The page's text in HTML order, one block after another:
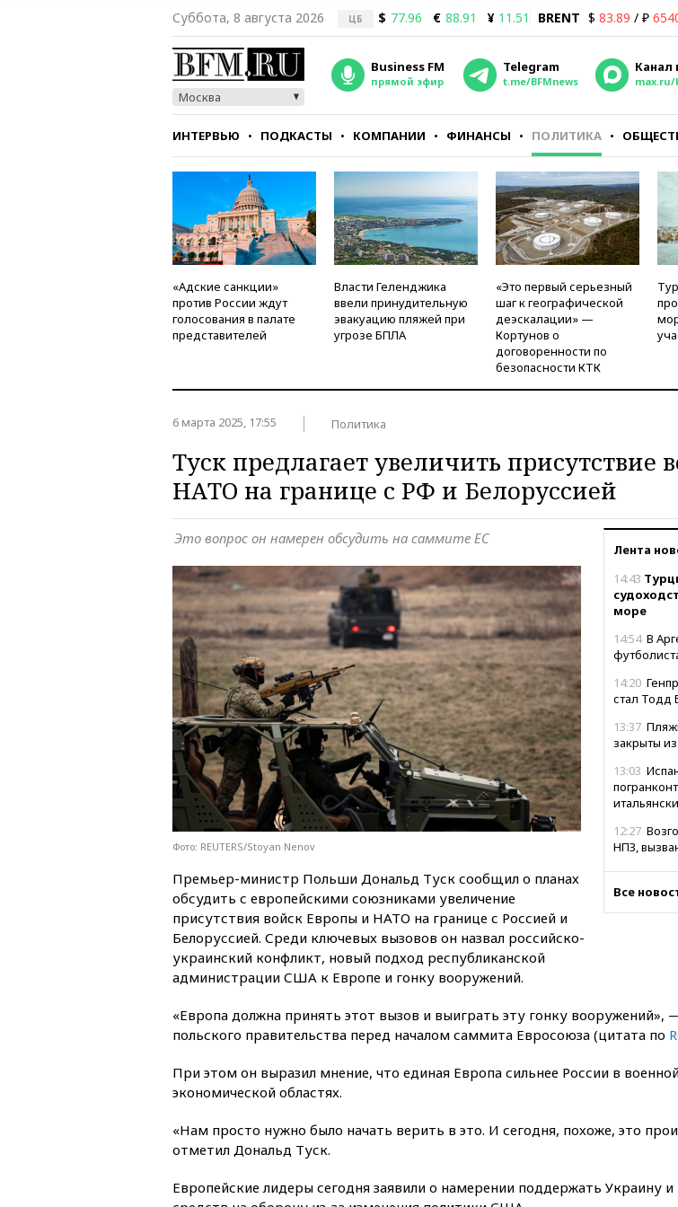
Суббота, 8 августа 2026 ЦБ $ 77.96 € 88.91 ¥ 11.51 BRENT $ 83.89 / ₽
Москва
Business FM
прямой эфир
Telegram
t.me/BFMnews
Канал
ИНТЕРВЬЮ ПОДКАСТЫ КОМПАНИИ ФИНАНСЫ ПОЛИТИКА
СТИЛЬ ТЕСТЫ
«Адские санкции»
против России ждут
голосования в палате
представителей
Власти Геленджика
ввели принудительную
эвакуацию пляжей при
угрозе БПЛА
«Это первый серьезный
шаг к географической
деэскалации» —
Кортунов о
договоренности по
безопасности КТК
6 марта 2025, 17:55 Политика
Туск предлагает увеличить присутствие
НАТО на границе с РФ и Белоруссией
Лента
14:43
море
14:54 В
14:20
стал Тодд
13:37
закрыты
13:03
12:27
НПЗ,
11:47 Суд
10:27
за утро 85
загорелся
девяти
Все
Это вопрос он намерен обсудить на саммите ЕС
Фото: REUTERS/Stoyan Nenov
Премьер-министр Польши Дональд Туск сообщил о планах
обсудить с европейскими союзниками увеличение
присутствия войск Европы и НАТО на границе с Россией и
Белоруссией. Среди ключевых вызовов он назвал российско-
украинский конфликт, новый подход республиканской
администрации США к Европе и гонку вооружений.
«Европа должна принять этот вызов и выиграть эту гонку вооружений»,
польского правительства перед началом саммита Евросоюза (цитата по
При этом он выразил мнение, что единая Европа сильнее России в
экономической областях.
«Нам просто нужно было начать верить в это. И сегодня, похоже, это
отметил Дональд Туск.
Европейские лидеры сегодня заявили о намерении поддержать Украину